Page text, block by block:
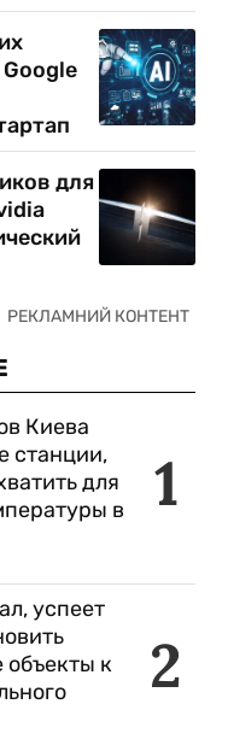
для
1
Киева
станции,
для
в
2
успеет
объекты к